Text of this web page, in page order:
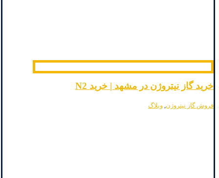
خرید گاز نیتروژن در مشهد | خرید N2
فروش گاز نیتروژن وبلاگ